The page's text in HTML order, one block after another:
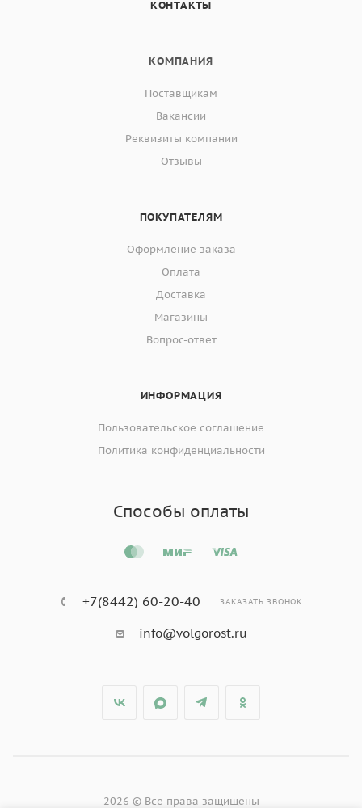
КОНТАКТЫ
КОМПАНИЯ
Поставщикам
Вакансии
Реквизиты компании
Отзывы
ПОКУПАТЕЛЯМ
Оформление заказа
Оплата
Доставка
Магазины
Вопрос-ответ
ИНФОРМАЦИЯ
Пользовательское соглашение
Политика конфиденциальности
Способы оплаты
+7(8442) 60-20-40 ЗАКАЗАТЬ ЗВОНОК
info@volgorost.ru
2026 © Все права защищены